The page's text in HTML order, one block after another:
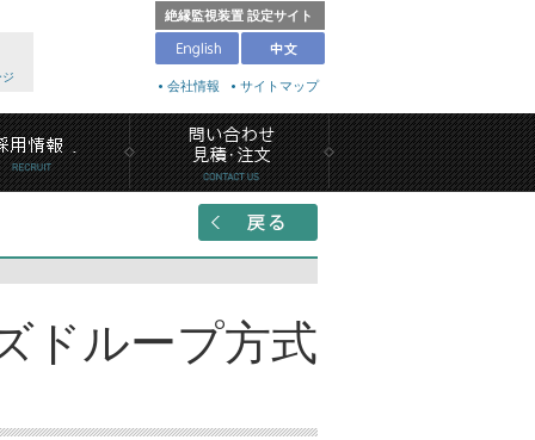
絶縁監視装置 設定サイト
会社情報 サイトマップ
ドループ方式